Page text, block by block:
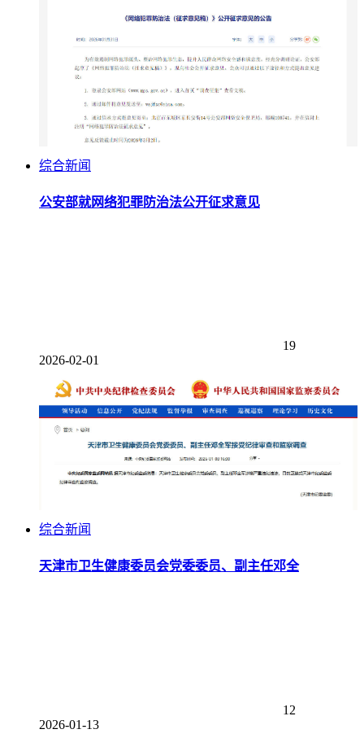
综合新闻
公安部就网络犯罪防治法公开征求意见
19
2026-02-01
综合新闻
天津市卫生健康委员会党委委员、副主任邓全
12
2026-01-13